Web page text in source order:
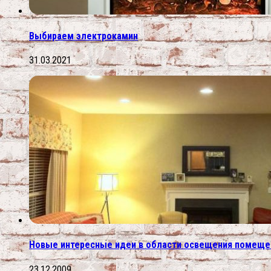
Выбираем электрокамин
31.03.2021
Новые интересные идеи в области освещения